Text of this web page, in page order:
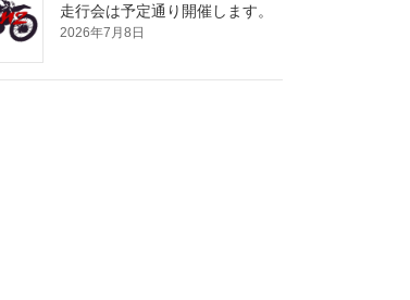
走行会は予定通り開催します。
2026年7月8日